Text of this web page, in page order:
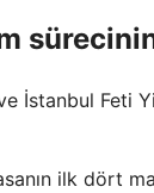
ve İstanbul Feti
ilk dört